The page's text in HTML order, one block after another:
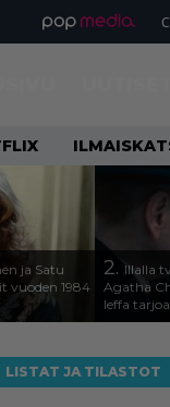
ja Satu
vuoden 1984
2. Illalla
Agatha
leffa
LISTAT JA TILASTOT